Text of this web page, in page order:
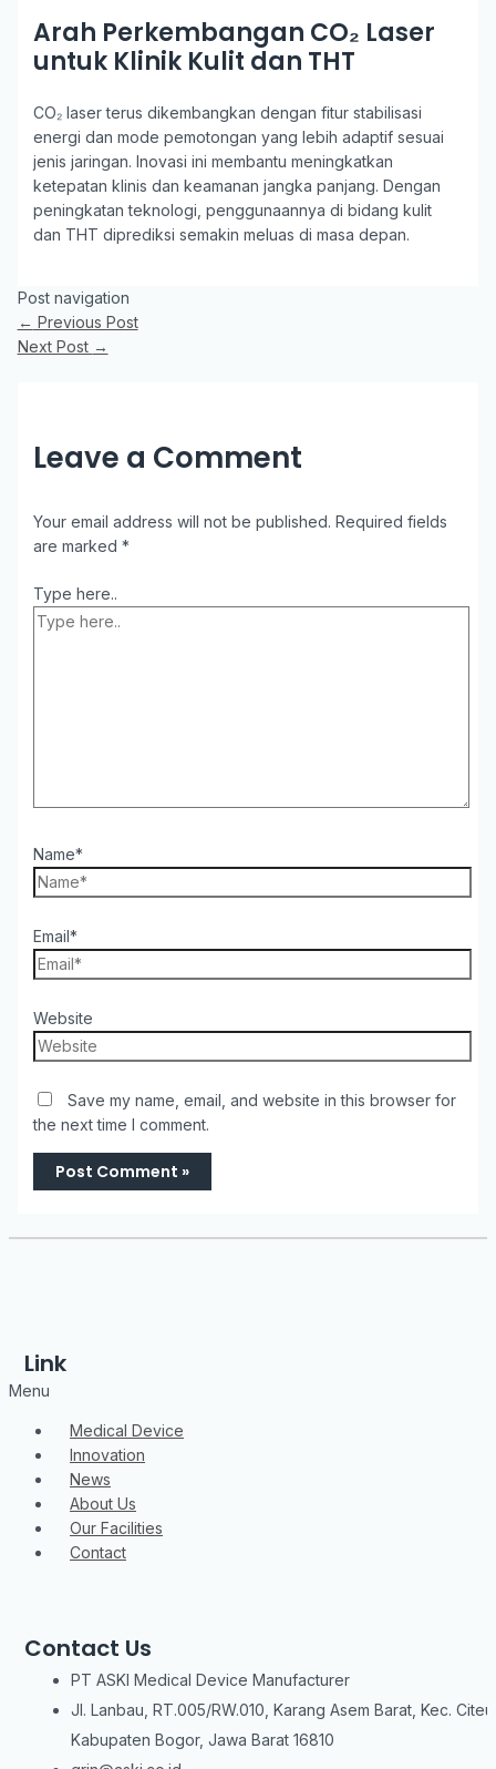
Arah Perkembangan CO₂ Laser
untuk Klinik Kulit dan THT
CO₂ laser terus dikembangkan dengan fitur stabilisasi
energi dan mode pemotongan yang lebih adaptif sesuai
jenis jaringan. Inovasi ini membantu meningkatkan
ketepatan klinis dan keamanan jangka panjang. Dengan
peningkatan teknologi, penggunaannya di bidang kulit
dan THT diprediksi semakin meluas di masa depan.
Post navigation
← Previous Post
Next Post →
Leave a Comment
Your email address will not be published. Required fields
are marked *
Type here..
Name*
Email*
Website
Save my name, email, and website in this browser for
the next time I comment.
Link
Menu
Medical Device
Innovation
News
About Us
Our Facilities
Contact
Contact Us
PT ASKI Medical Device Manufacturer
Jl. Lanbau, RT.005/RW.010, Karang Asem Barat, Kec.
Kabupaten Bogor, Jawa Barat 16810